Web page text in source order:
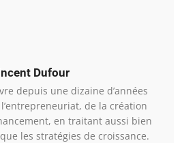
Dufour
depuis une dizaine d’années
de la création
en traitant aussi bien
les stratégies de croissance.